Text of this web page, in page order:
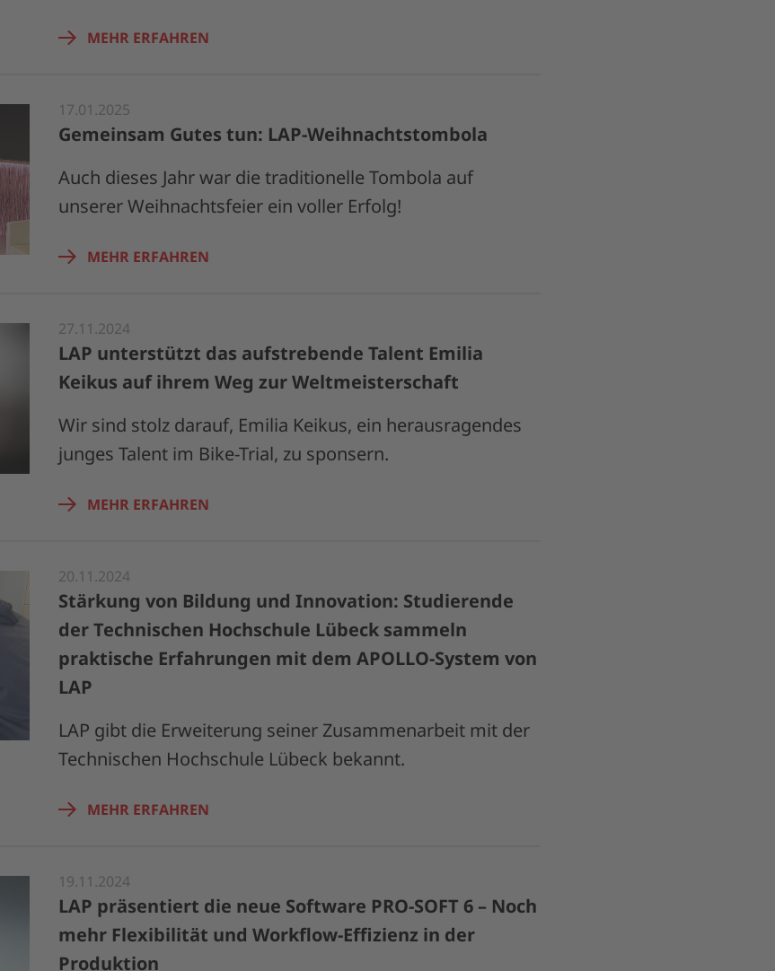
MEHR ERFAHREN
17.01.2025
Gemeinsam Gutes tun: LAP-Weihnachtstombola
Auch dieses Jahr war die traditionelle Tombola auf
unserer Weihnachtsfeier ein voller Erfolg!
MEHR ERFAHREN
27.11.2024
LAP unterstützt das aufstrebende Talent Emilia
Keikus auf ihrem Weg zur Weltmeisterschaft
Wir sind stolz darauf, Emilia Keikus, ein herausragendes
junges Talent im Bike-Trial, zu sponsern.
MEHR ERFAHREN
20.11.2024
Stärkung von Bildung und Innovation: Studierende
der Technischen Hochschule Lübeck sammeln
praktische Erfahrungen mit dem APOLLO-System von
LAP
LAP gibt die Erweiterung seiner Zusammenarbeit mit der
Technischen Hochschule Lübeck bekannt.
MEHR ERFAHREN
19.11.2024
LAP präsentiert die neue Software PRO-SOFT 6 – Noch
mehr Flexibilität und Workflow-Effizienz in der
Produktion